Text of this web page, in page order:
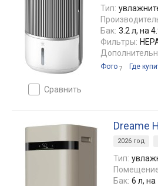
сравнить
Тип:
Бак: 3.2 л, на
Фильтры:
Фото 7 Где
Dreame
2026 год
Тип:
Бак: 6 л, на